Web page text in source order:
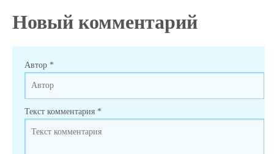
Новый комментарий
Автор *
Текст комментария *